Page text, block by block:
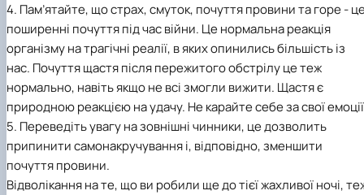
4. Пам’ятайте, що страх, смуток, почуття провини та горе -
поширенні почуття під час війни. Це нормальна реакція
організму на трагічні реалії, в яких опинились більшість із
нас. Почуття щастя після пережитого обстрілу це теж
нормально, навіть якщо не всі змогли вижити. Щастя є
природною реакцією на удачу. Не карайте себе за свої
5. Переведіть увагу на зовнішні чинники, це дозволить
припинити самонакручування і, відповідно, зменшити
почуття провини.
Відволікання на те, що ви робили ще до тієї жахливої ночі,